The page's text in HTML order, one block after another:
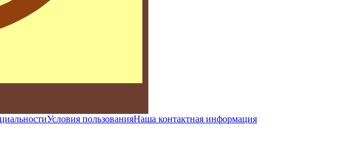
Условия пользованияНаша контактная информация